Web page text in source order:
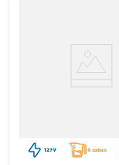
127V 6 cubas